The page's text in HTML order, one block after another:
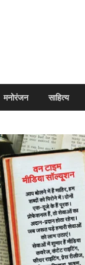
मनोरंजन साहित्य